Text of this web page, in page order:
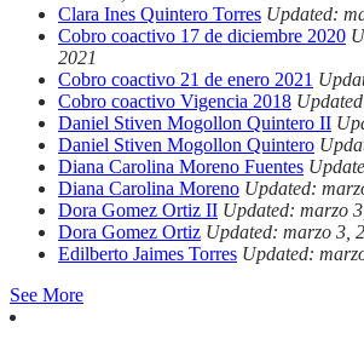
Clara Ines Quintero Torres Updated:
Cobro coactivo 17 de diciembre 2020
2021
Cobro coactivo 21 de enero 2021
Cobro coactivo Vigencia 2018
Daniel Stiven Mogollon Quintero II
Daniel Stiven Mogollon Quintero
Diana Carolina Moreno Fuentes
Diana Carolina Moreno Updated:
Dora Gomez Ortiz II Updated: marzo
Dora Gomez Ortiz Updated: marzo 3,
Edilberto Jaimes Torres Updated:
See More